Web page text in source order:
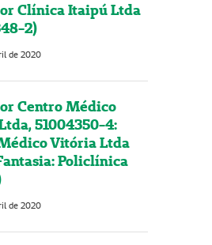
Clínica Itaipú Ltda
2)
de 2020
Centro Médico
51004350-4:
Vitória Ltda
Policlínica
de 2020